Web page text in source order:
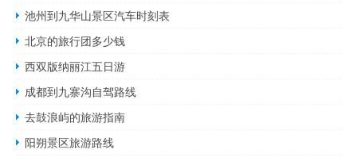
池州到九华山景区汽车时刻表
北京的旅行团多少钱
西双版纳丽江五日游
成都到九寨沟自驾路线
去鼓浪屿的旅游指南
阳朔景区旅游路线